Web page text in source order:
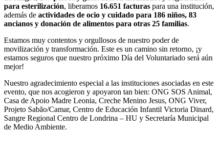
para esterilización, liberamos 16.651 facturas para una institución,
además de actividades de ocio y cuidado para 186 niños, 83
ancianos y donación de alimentos para otras 25 familias.
Estamos muy contentos y orgullosos de nuestro poder de
movilización y transformación. Este es un camino sin retorno, ¡y
estamos seguros que nuestro próximo Día del Voluntariado será aún
mejor!
Nuestro agradecimiento especial a las instituciones asociadas en este
evento, que nos acogieron y apoyaron tan bien: ONG SOS Animal,
Casa de Apoio Madre Leonia, Creche Menino Jesus, ONG Viver,
Projeto Sabão/Camar, Centro de Educación Infantil Victoria Dinard,
Sangre Regional Centro de Londrina – HU y Secretaría Municipal
de Medio Ambiente.